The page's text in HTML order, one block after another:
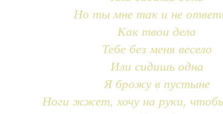
Но ты мне так и не
Как твои дела
Тебе без меня весело
Или сидишь одна
Я брожу в пустыне
Ноги жжет, хочу на руки,